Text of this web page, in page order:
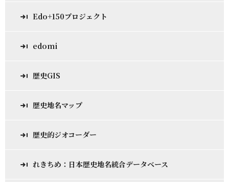
Edo+150プロジェクト
edomi
歴史GIS
歴史地名マップ
歴史的ジオコーダー
れきちめ：日本歴史地名統合データベース